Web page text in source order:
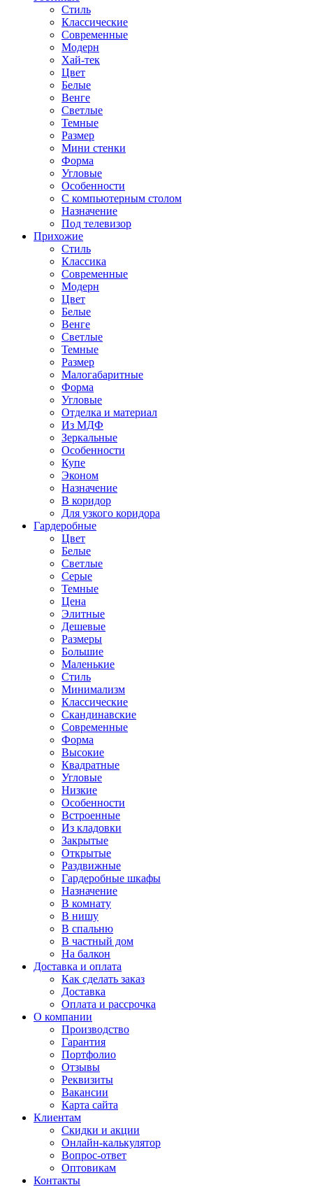
Стиль
Классические
Современные
Модерн
Хай-тек
Цвет
Белые
Венге
Светлые
Темные
Размер
Мини стенки
Форма
Угловые
Особенности
С компьютерным столом
Назначение
Под телевизор
Прихожие
Стиль
Классика
Современные
Модерн
Цвет
Белые
Венге
Светлые
Темные
Размер
Малогабаритные
Форма
Угловые
Отделка и материал
Из МДФ
Зеркальные
Особенности
Купе
Эконом
Назначение
В коридор
Для узкого коридора
Гардеробные
Цвет
Белые
Светлые
Серые
Темные
Цена
Элитные
Дешевые
Размеры
Большие
Маленькие
Стиль
Минимализм
Классические
Скандинавские
Современные
Форма
Высокие
Квадратные
Угловые
Низкие
Особенности
Встроенные
Из кладовки
Закрытые
Открытые
Раздвижные
Гардеробные шкафы
Назначение
В комнату
В нишу
В спальню
В частный дом
На балкон
Доставка и оплата
Как сделать заказ
Доставка
Оплата и рассрочка
О компании
Производство
Гарантия
Портфолио
Отзывы
Реквизиты
Вакансии
Карта сайта
Клиентам
Скидки и акции
Онлайн-калькулятор
Вопрос-ответ
Оптовикам
Контакты